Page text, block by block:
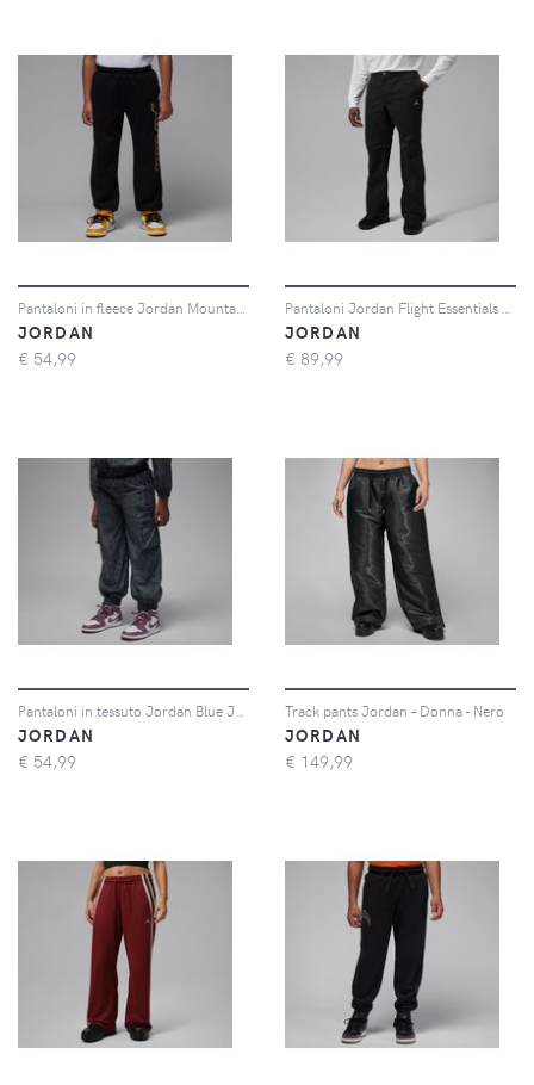
JORDAN
€ 54,99
JORDAN
€ 89,99
JORDAN
€ 54,99
Track pants Jordan – Donna - Nero
JORDAN
€ 149,99